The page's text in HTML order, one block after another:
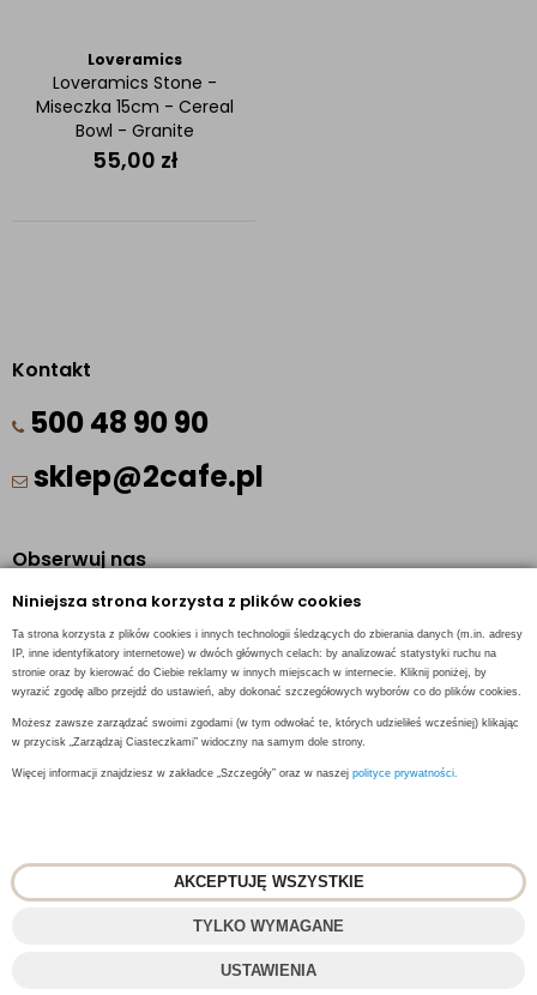
Niniejsza strona korzysta z plików cookies
Ta strona korzysta z plików cookies i innych technologii śledzących do zbierania danych (m.in. adresy
IP, inne identyfikatory internetowe) w dwóch głównych celach: by analizować statystyki ruchu na
stronie oraz by kierować do Ciebie reklamy w innych miejscach w internecie. Kliknij poniżej, by
wyrazić zgodę albo przejdź do ustawień, aby dokonać szczegółowych wyborów co do plików cookies.
Możesz zawsze zarządzać swoimi zgodami (w tym odwołać te, których udzieliłeś wcześniej) klikając
w przycisk „Zarządzaj Ciasteczkami” widoczny na samym dole strony.
Więcej informacji znajdziesz w zakładce „Szczegóły” oraz w naszej polityce prywatności.
AKCEPTUJĘ WSZYSTKIE
TYLKO WYMAGANE
USTAWIENIA
Loveramics
Loveramics Stone -
Miseczka 15cm - Cereal
Bowl - Granite
55,00 zł
Kontakt
500 48 90 90
sklep@2cafe.pl
Obserwuj nas
Facebook
Pinterest
Instagram
- Fresh Roasted Coffee